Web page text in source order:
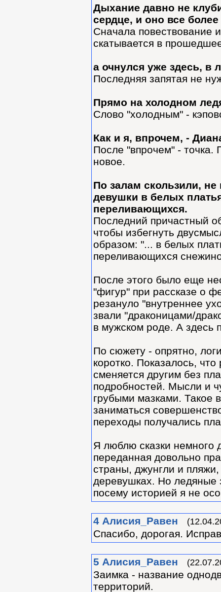
Дыхание давно не
сердце, и оно все
Сначала повествование
скатывается в
а очнулся уже здесь, в
Последняя запятая не
Прямо на холодном
Слово "холодным" -
Как и я, впрочем, -
После "впрочем" - точка.
новое.
По залам скользили,
девушки в белых
переливающихся.
Последний причастный
чтобы избегнуть
образом: "... в белых
переливающихся
После этого было еще
"фигур" при рассказе о
резануло "внутреннее
звали "драконицами/
в мужском роде. А здесь
По сюжету - опрятно,
коротко. Показалось,
сменяется другим без
подробностей. Мысли и
грубыми мазками. Такое
заниматься
переходы получались
Я люблю сказки немного
переданная довольно
страны, джунгли и
деревушках. Но ледяные
посему историей я не
4 Алиcия_Равен
Спасибо, дорогая.
5 Алиcия_Равен
Заимка - название
территорий.